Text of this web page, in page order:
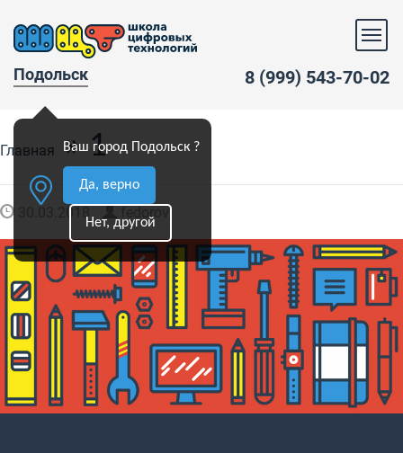
Подольск
Ваш город Подольск ?
Да, верно
Нет, другой
8 (999) 543-70-02
Главная » 1
30.03.2018 fedorov